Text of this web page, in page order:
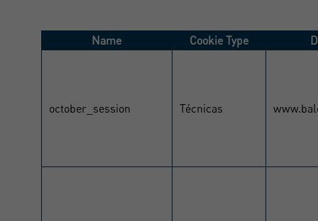
Name Cookie Type
october_session Técnicas